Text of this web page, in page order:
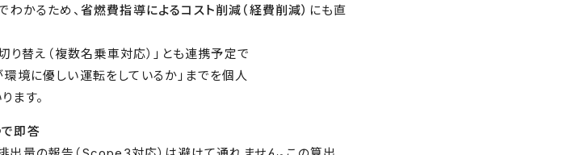
わかるため、 省燃費指導によるコスト削減（経費削減） にも直
替え（複数名乗車対応）」とも連携予定で
境に優しい運転をしているか」までを個人
ます。
で即答